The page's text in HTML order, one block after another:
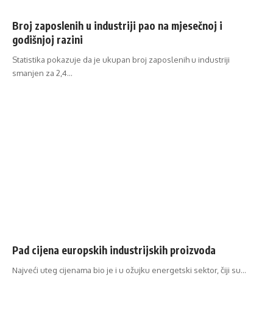
Broj zaposlenih u industriji pao na mjesečnoj i
godišnjoj razini
Statistika pokazuje da je ukupan broj zaposlenih u industriji
smanjen za 2,4…
Pad cijena europskih industrijskih proizvoda
Najveći uteg cijenama bio je i u ožujku energetski sektor, čiji su…